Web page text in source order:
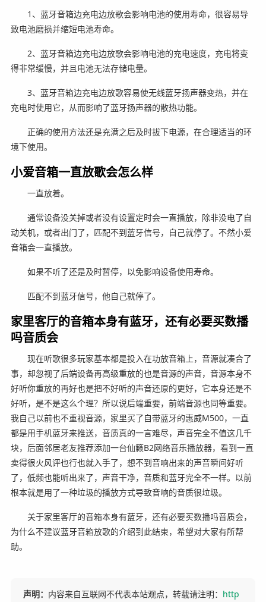
1、蓝牙音箱边充电边放歌会影响电池的使用寿命，很容易导
致电池磨损并缩短电池寿命。
2、蓝牙音箱边充电边放歌会影响电池的充电速度，充电将变
得非常缓慢，并且电池无法存储电量。
3、蓝牙音箱边充电边放歌容易使无线蓝牙扬声器变热，并在
充电时使用它，从而影响了蓝牙扬声器的散热功能。
正确的使用方法还是充满之后及时拔下电源，在合理适当的环
境下使用。
小爱音箱一直放歌会怎么样
一直放着。
通常设备没关掉或者没有设置定时会一直播放，除非没电了自
动关机，或者出门了，匹配不到蓝牙信号，自己就停了。不然小爱
音箱会一直播放。
如果不听了还是及时暂停，以免影响设备使用寿命。
匹配不到蓝牙信号，他自己就停了。
家里客厅的音箱本身有蓝牙，还有必要买数播
吗音质会
现在听歌很多玩家基本都是投入在功放音箱上，音源就凑合了
事，却忽视了后端设备再高级重放的也是音源的声音，音源本身不
好听你重放的再好也是把不好听的声音还原的更好，它本身还是不
好听，是不是这么个理？所以说后端重要，前端音源也同等重要。
我自己以前也不重视音源，家里买了自带蓝牙的惠威M500，一直
都是用手机蓝牙来推送，音质真的一言难尽，声音完全不值这几千
块，后面邻居老友推荐添加一台仙籁B2网络音乐播放器，看到一直
卖得很火风评也行也就入手了，想不到音响出来的声音瞬间好听
了，低频也能听出来了，声音干净，音质和蓝牙完全不一样。以前
根本就是用了一种垃圾的播放方式导致音响的音质很垃圾。
关于家里客厅的音箱本身有蓝牙，还有必要买数播吗音质会，
为什么不建议蓝牙音箱放歌的介绍到此结束，希望对大家有所帮
助。
声明： 内容来自互联网不代表本站观点，转载请注明： http